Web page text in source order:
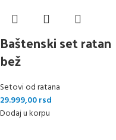
Baštenski set ratan
bež
Setovi od ratana
29.999,00rsd
Dodaj u korpu